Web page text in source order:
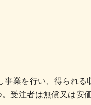
業を行い、得られ
受注者は無償又は安